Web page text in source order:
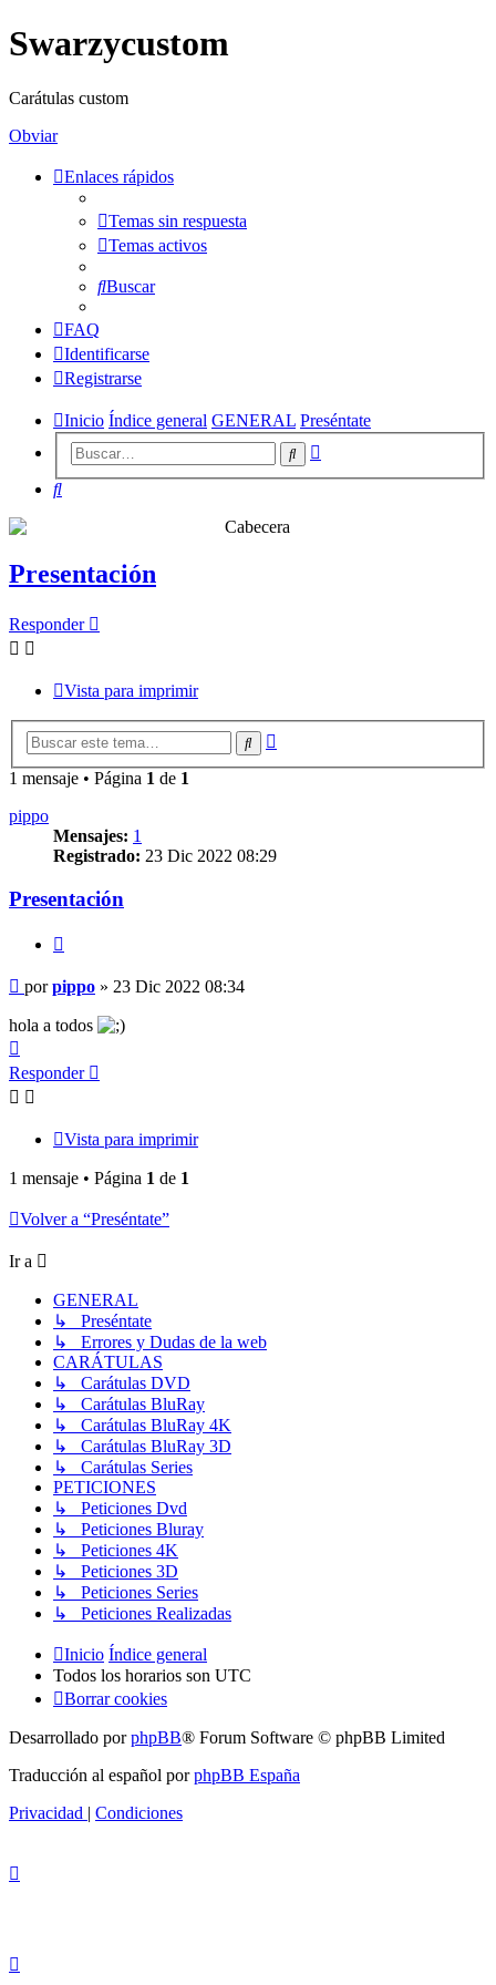
Swarzycustom
Carátulas custom
Obviar
Enlaces rápidos
Temas sin respuesta
Temas activos
Buscar
FAQ
Identificarse
Registrarse
Inicio Índice general GENERAL Preséntate
Buscar
Buscar
Presentación
Responder
Vista para imprimir
Buscar
1 mensaje • Página 1 de 1
pippo
Mensajes: 1
Registrado: 23 Dic 2022 08:29
Presentación
Mensaje
porpippo » 23 Dic 2022 08:34
hola a todos
Responder
Vista para imprimir
1 mensaje • Página 1 de 1
Volver a “Preséntate”
Ir a
GENERAL
↳ Preséntate
↳ Errores y Dudas de la web
CARÁTULAS
↳ Carátulas DVD
↳ Carátulas BluRay
↳ Carátulas BluRay 4K
↳ Carátulas BluRay 3D
↳ Carátulas Series
PETICIONES
↳ Peticiones Dvd
↳ Peticiones Bluray
↳ Peticiones 4K
↳ Peticiones 3D
↳ Peticiones Series
↳ Peticiones Realizadas
Inicio Índice general
Todos los horarios son UTC
Borrar cookies
Desarrollado porphpBB® Forum Software © phpBB Limited
Traducción al español porphpBB España
Privacidad | Condiciones